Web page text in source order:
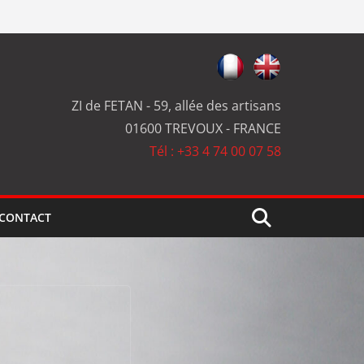
ZI de FETAN - 59, allée des artisans
01600 TREVOUX - FRANCE
Tél : +33 4 74 00 07 58